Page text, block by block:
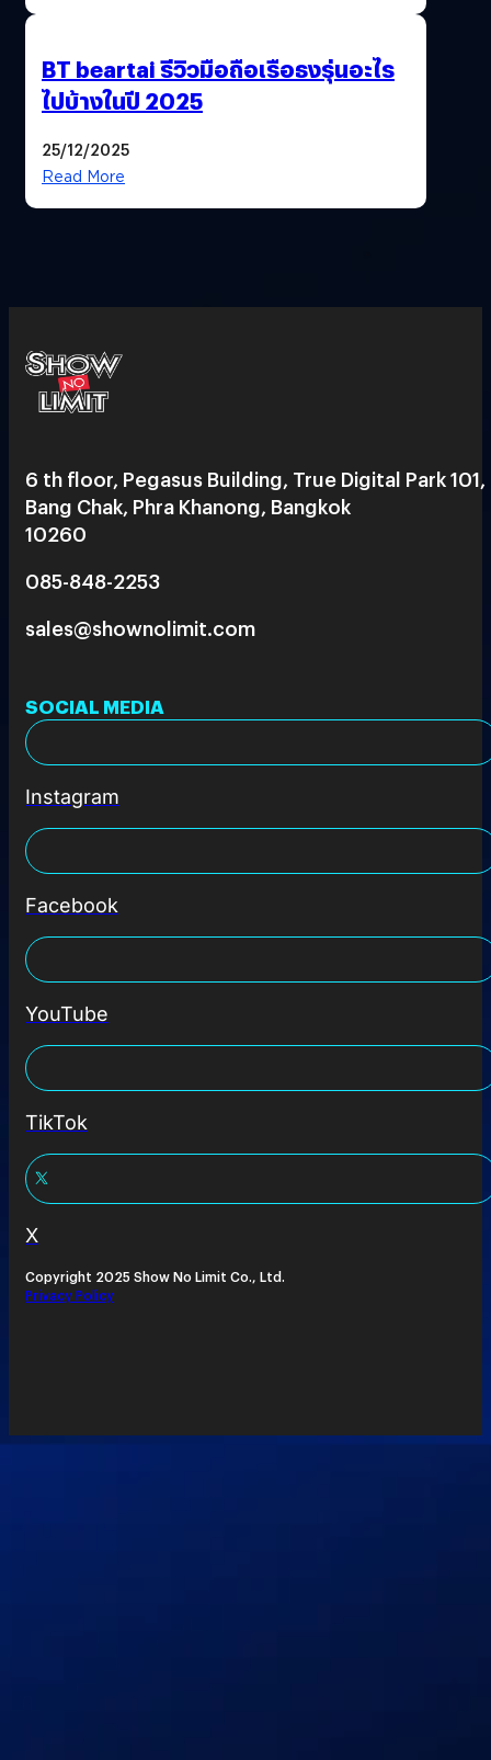
BT beartai รีวิวมือถือเรือธงรุ่นอะไร
ไปบ้างในปี 2025
25/12/2025
Read More
6 th floor, Pegasus Building, True Digital Park 101,
Bang Chak, Phra Khanong, Bangkok
10260
085-848-2253
sales@shownolimit.com
SOCIAL MEDIA
Instagram
Facebook
YouTube
TikTok
X
Copyright 2025 Show No Limit Co., Ltd.
Privacy Policy